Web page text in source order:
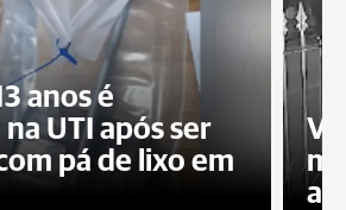
anos é
UTI após ser
pá de lixo em
a